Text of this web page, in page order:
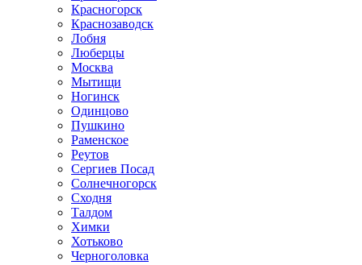
Красногорск
Краснозаводск
Лобня
Люберцы
Москва
Мытищи
Ногинск
Одинцово
Пушкино
Раменское
Реутов
Сергиев Посад
Солнечногорск
Сходня
Талдом
Химки
Хотьково
Черноголовка